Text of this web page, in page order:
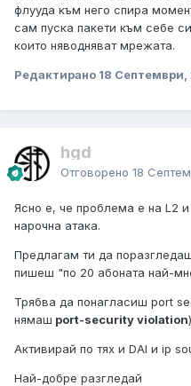
флууда към него спира
сам пуска пакети към себе
които няводняват мрежата.
Редактирано 18 Септември,
hgd
Отговорено 18
Ясно е, че проблема е на L2
нарочна атака.
Предлагам ти да
пишеш "по 20 абоната най-
Трябва да понагласиш port
нямаш port-security violation
Активирай по тях и DAI и ip
Най-добре разгледай